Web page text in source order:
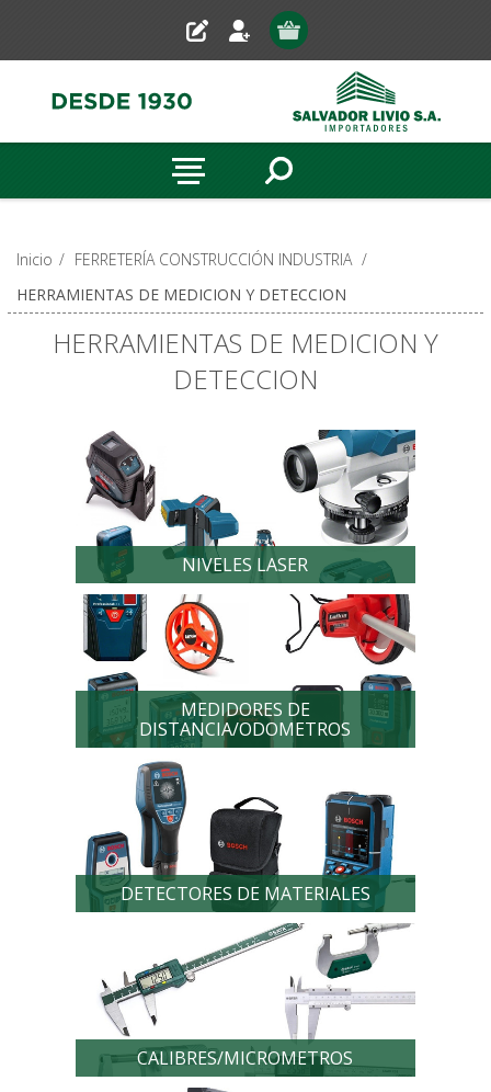
Inicio / FERRETERÍA CONSTRUCCIÓN INDUSTRIA /
HERRAMIENTAS DE MEDICION Y DETECCION
HERRAMIENTAS DE MEDICION Y
DETECCION
NIVELES LASER
MEDIDORES DE
DISTANCIA/ODOMETROS
DETECTORES DE MATERIALES
CALIBRES/MICROMETROS